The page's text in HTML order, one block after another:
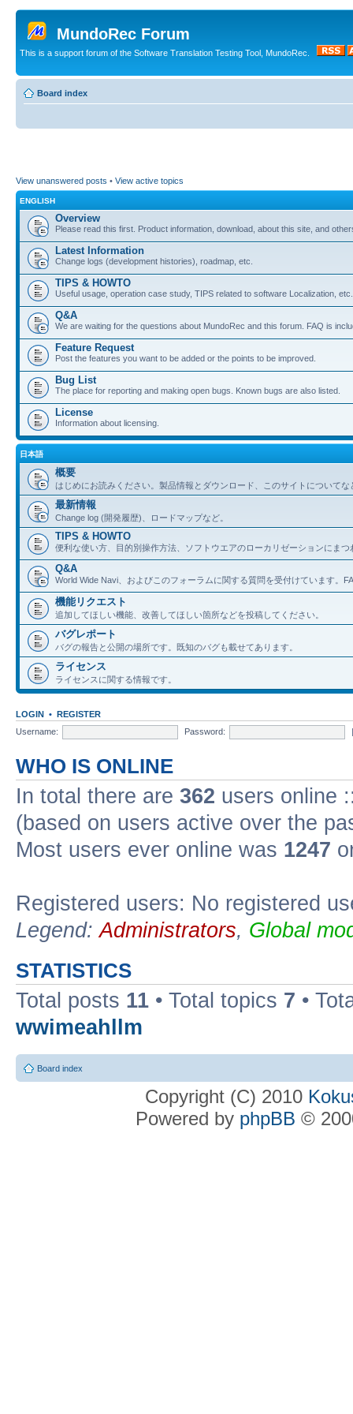
MundoRec Forum
This is a support forum of the Software Translation Testing Tool, MundoRec.
Board index
View unanswered posts • View active topics
ENGLISH
Overview
Please read this first. Product information, download, about this site, and
Latest Information
Change logs (development histories), roadmap, etc.
TIPS & HOWTO
Useful usage, operation case study, TIPS related to software Localization, etc.
Q&A
We are waiting for the questions about MundoRec and this forum. FAQ is
Feature Request
Post the features you want to be added or the points to be improved.
Bug List
The place for reporting and making open bugs. Known bugs are also listed.
License
Information about licensing.
日本語
概要
はじめにお読みください。製品情報とダウンロード、このサイトについてな
最新情報
Change log (開発履歴)、ロードマップなど。
TIPS & HOWTO
便利な使い方、目的別操作方法、ソフトウエアのローカリゼーションにまつ
Q&A
World Wide Navi、およびこのフォーラムに関する質問を受付けています。
機能リクエスト
追加してほしい機能、改善してほしい箇所などを投稿してください。
バグレポート
バグの報告と公開の場所です。既知のバグも載せてあります。
ライセンス
ライセンスに関する情報です。
LOGIN • REGISTER
Username:
Password:
WHO IS ONLINE
In total there are 362 users online
(based on users active over the
Most users ever online was 1247
Registered users: No registered
Legend:Administrators, Global
STATISTICS
Total posts 11 • Total topics 7 •
wwimeahllm
Board index
Copyright (C) 2010
Powered by phpBB ©